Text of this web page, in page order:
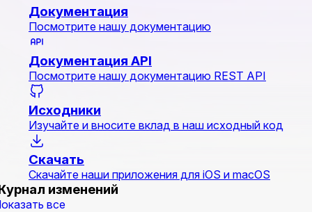
Документация
Посмотрите нашу документацию
Документация API
Посмотрите нашу документацию REST API
Исходники
Изучайте и вносите вклад в наш исходный код
Скачать
Скачайте наши приложения для iOS и macOS
изменений
все